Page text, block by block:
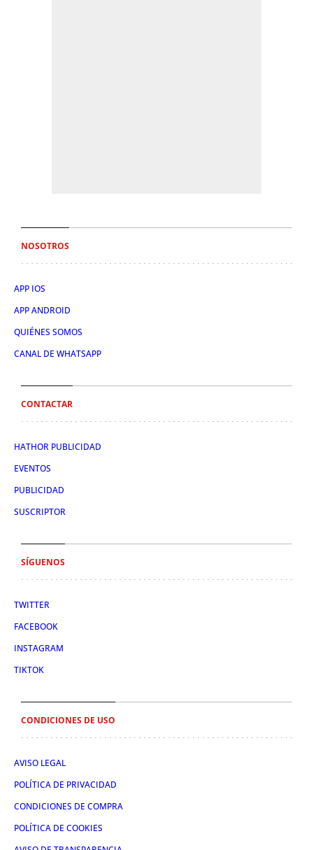
NOSOTROS
APP IOS
APP ANDROID
QUIÉNES SOMOS
CANAL DE WHATSAPP
CONTACTAR
HATHOR PUBLICIDAD
EVENTOS
PUBLICIDAD
SUSCRIPTOR
SÍGUENOS
TWITTER
FACEBOOK
INSTAGRAM
TIKTOK
CONDICIONES DE USO
AVISO LEGAL
POLÍTICA DE PRIVACIDAD
CONDICIONES DE COMPRA
POLÍTICA DE COOKIES